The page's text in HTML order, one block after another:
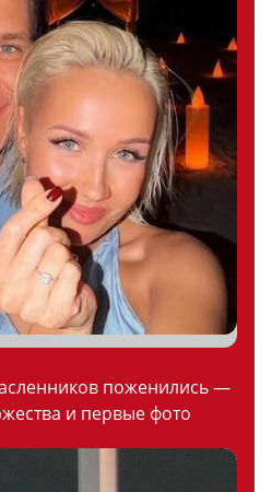
поженились —
и первые фото